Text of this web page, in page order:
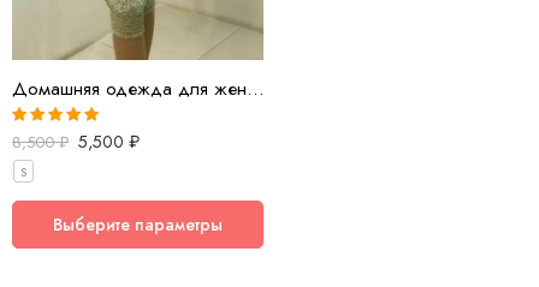
Домашняя одежда для женщин комплект блуза с бриджами
Оценка5.00
из 5
8,500₽ 5,500 ₽
S
разноцветный
Выберите параметры